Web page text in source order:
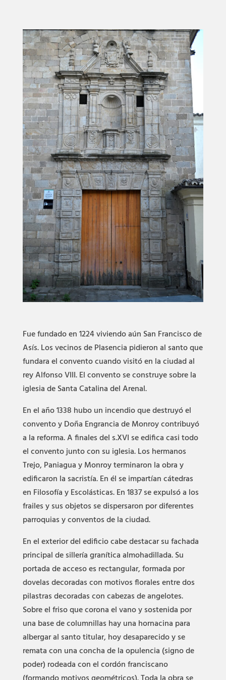
Fue fundado en 1224 viviendo aún San Francisco de
Asís. Los vecinos de Plasencia pidieron al santo que
fundara el convento cuando visitó en la ciudad al
rey Alfonso VIII. El convento se construye sobre la
iglesia de Santa Catalina del Arenal.
En el año 1338 hubo un incendio que destruyó el
convento y Doña Engrancia de Monroy contribuyó
a la reforma. A finales del s.XVI se edifica casi todo
el convento junto con su iglesia. Los hermanos
Trejo, Paniagua y Monroy terminaron la obra y
edificaron la sacristía. En él se impartían cátedras
en Filosofía y Escolásticas. En 1837 se expulsó a los
frailes y sus objetos se dispersaron por diferentes
parroquias y conventos de la ciudad.
En el exterior del edificio cabe destacar su fachada
principal de sillería granítica almohadillada. Su
portada de acceso es rectangular, formada por
dovelas decoradas con motivos florales entre dos
pilastras decoradas con cabezas de angelotes.
Sobre el friso que corona el vano y sostenida por
una base de columnillas hay una hornacina para
albergar al santo titular, hoy desaparecido y se
remata con una concha de la opulencia (signo de
poder) rodeada con el cordón franciscano